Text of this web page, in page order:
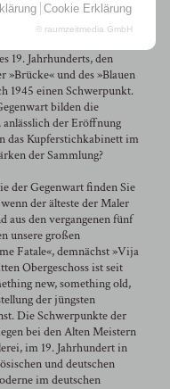
Cookie Erklärung
© raumzeitmedia GmbH
umspannt Kunst
u. a. in der flämischen
19. Jahrhunderts, den
»Brücke« und des »Blauen
1945 einen Schwerpunkt.
bilden die
der Eröffnung
das Kupferstichkabinett im
der Sammlung?
der Gegenwart finden Sie
der älteste der Maler
aus den vergangenen fünf
unsere großen
Fatale«, demnächst »Vija
Obergeschoss ist seit
new, something old,
der jüngsten
Die Schwerpunkte der
bei den Alten Meistern
im 19. Jahrhundert in
und deutschen
im deutschen